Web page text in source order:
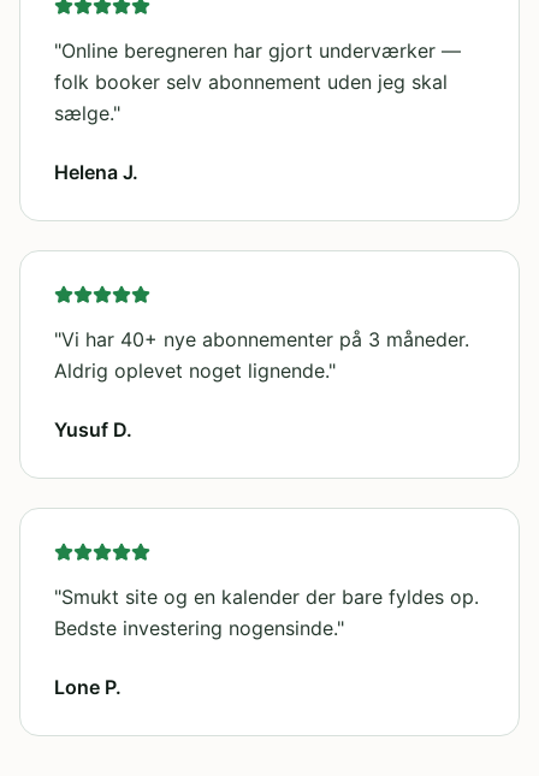
"Online beregneren har gjort underværker —
folk booker selv abonnement uden jeg skal
sælge."
Helena J.
"Vi har 40+ nye abonnementer på 3 måneder.
Aldrig oplevet noget lignende."
Yusuf D.
"Smukt site og en kalender der bare fyldes op.
Bedste investering nogensinde."
Lone P.